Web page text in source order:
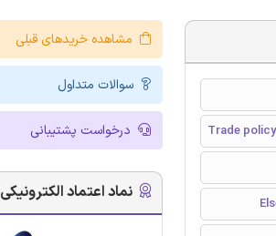
Trade
مشاهده خریدهای قبلی
سوالات متداول
درخواست پشتیبانی
نماد اعتماد الکترونیکی